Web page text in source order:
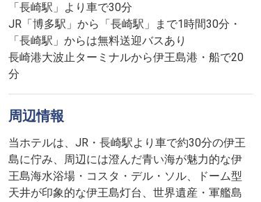
「長崎駅」より車で30分
JR「博多駅」から「長崎駅」まで1時間30分・
「長崎駅」からは無料送迎バスあり
長崎港大波止ターミナルから伊王島港・船で20
分
周辺情報
当ホテルは、JR・長崎駅より車で約30分の伊王
島に佇み、周辺には澄んだ青い海が魅力的な伊
王島海水浴場・コスタ・デル・ソル、ドーム型
天井が印象的な伊王島灯台、世界遺産・軍艦島